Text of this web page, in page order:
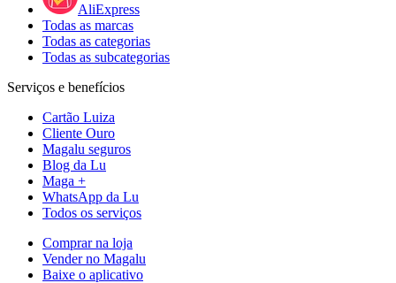
AliExpress
Todas as marcas
Todas as categorias
Todas as subcategorias
Serviços e benefícios
Cartão Luiza
Cliente Ouro
Magalu seguros
Blog da Lu
Maga +
WhatsApp da Lu
Todos os serviços
Comprar na loja
Vender no Magalu
Baixe o aplicativo